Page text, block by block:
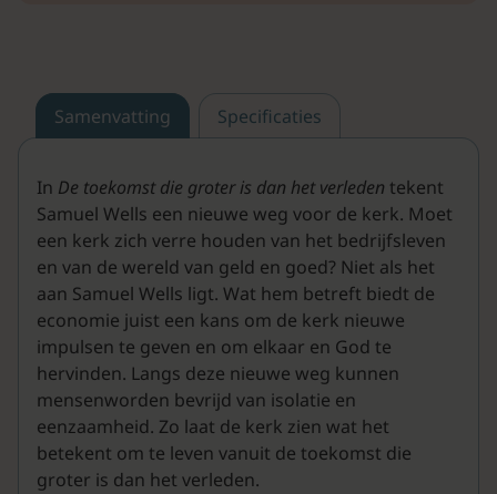
Samenvatting Specificaties
In De toekomst die groter is dan het verleden tekent
Samuel Wells een nieuwe weg voor de kerk. Moet
een kerk zich verre houden van het bedrijfsleven
en van de wereld van geld en goed? Niet als het
aan Samuel Wells ligt. Wat hem betreft biedt de
economie juist een kans om de kerk nieuwe
impulsen te geven en om elkaar en God te
hervinden. Langs deze nieuwe weg kunnen
mensenworden bevrijd van isolatie en
eenzaamheid. Zo laat de kerk zien wat het
betekent om te leven vanuit de toekomst die
groter is dan het verleden.